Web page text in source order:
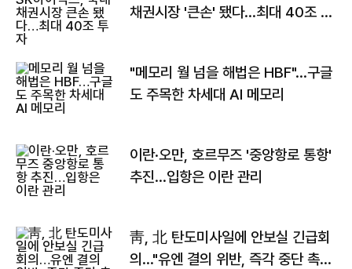
채권시장 '큰손' 됐다…최대 40조 투
"메모리 월 넘을 해법은 HBF"…구글
도 주목한 차세대 AI 메모리
이란·오만, 호르무즈 '중앙항로 통항'
추진…입항은 이란 관리
靑, 北 탄도미사일에 안보실 긴급회
의…"유엔 결의 위반, 즉각 중단 촉